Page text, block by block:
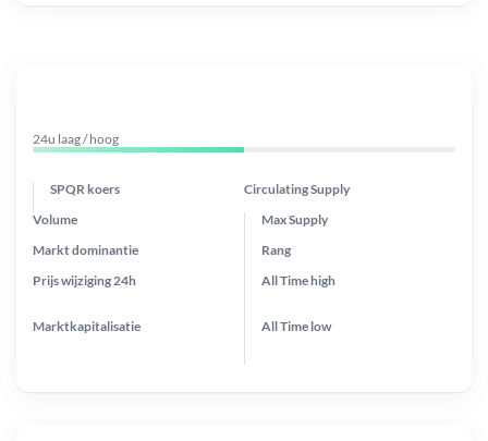
24u laag / hoog
SPQR koers Circulating Supply
Prijs wijziging 24h
Max Supply
Markt dominantie
Marktkapitalisatie
Volume
Rang
All Timehigh
All Time low